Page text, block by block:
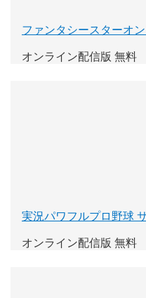
ファンタシースターオ
オンライン配信版 無料
実況パワフルプロ野球
オンライン配信版 無料